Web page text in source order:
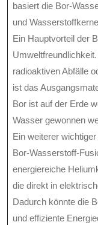
basiert die Bor-
und
Ein Hauptvorteil der
radioaktiven Abfälle
ist das
Bor ist auf der Erde
Wasser gewonnen
Ein weiterer
Bor-Wasserstoff-
energiereiche
die direkt in
Dadurch könnte die
und effiziente